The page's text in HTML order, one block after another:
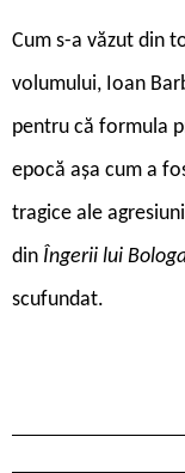
Cum s-a văzut din
volumului, Ioan
pentru că formula
epocă așa cum a
tragice ale
din Îngerii lui
scufundat.